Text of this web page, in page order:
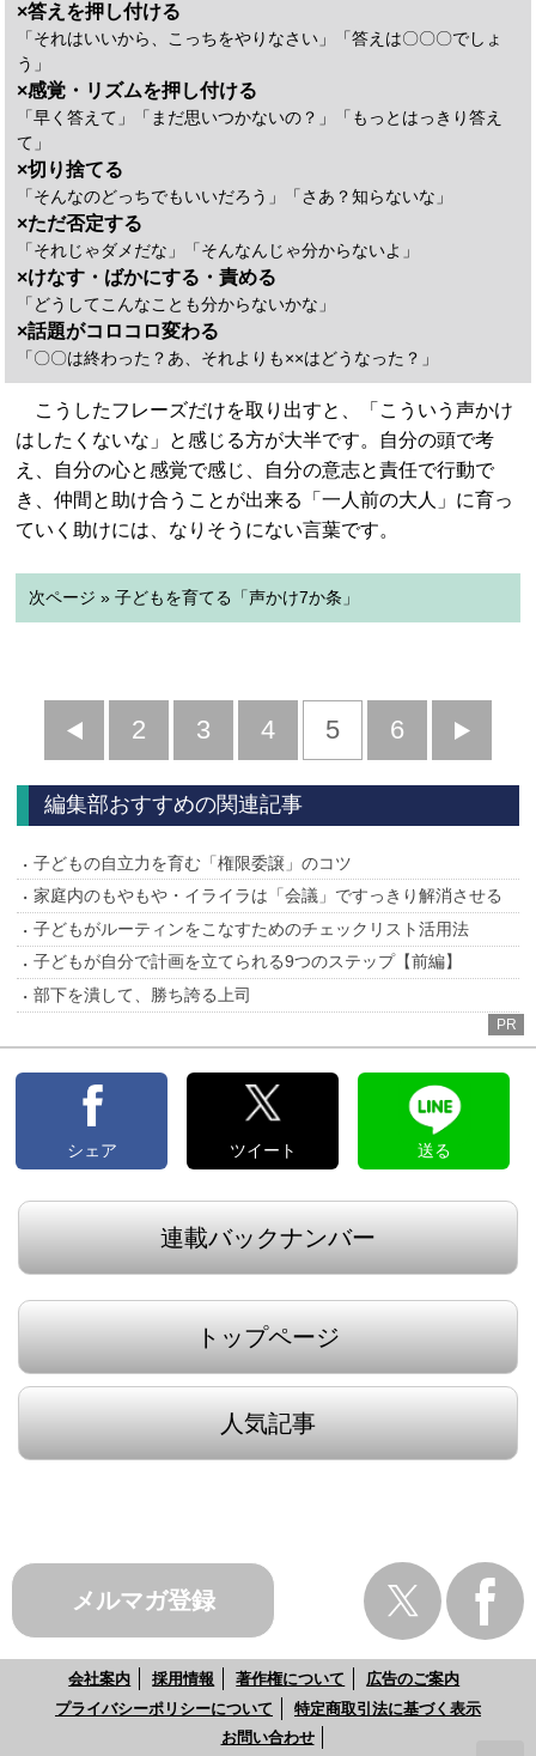
×答えを押し付ける
「それはいいから、こっちをやりなさい」「答えは〇〇〇でしょ
う」
×感覚・リズムを押し付ける
「早く答えて」「まだ思いつかないの？」「もっとはっきり答え
て」
×切り捨てる
「そんなのどっちでもいいだろう」「さあ？知らないな」
×ただ否定する
「それじゃダメだな」「そんなんじゃ分からないよ」
×けなす・ばかにする・責める
「どうしてこんなことも分からないかな」
×話題がコロコロ変わる
「〇〇は終わった？あ、それよりも××はどうなった？」
こうしたフレーズだけを取り出すと、「こういう声かけ
はしたくないな」と感じる方が大半です。自分の頭で考
え、自分の心と感覚で感じ、自分の意志と責任で行動で
き、仲間と助け合うことが出来る「一人前の大人」に育っ
ていく助けには、なりそうにない言葉です。
次ページ » 子どもを育てる「声かけ7か条」
前
へ
2 3 4 5 6
へ
編集部おすすめの関連記事
子どもの自立力を育む「権限委譲」のコツ
家庭内のもやもや・イライラは「会議」ですっきり解消させる
子どもがルーティンをこなすためのチェックリスト活用法
子どもが自分で計画を立てられる9つのステップ【前編】
部下を潰して、勝ち誇る上司
PR
シェア ツイート 送る
連載バックナンバー
トップページ
人気記事
メルマガ登録
会社案内 採用情報 著作権について
広告のご案内
プライバシーポリシーについて
特定商取引法に基づく表示
お問い合わせ